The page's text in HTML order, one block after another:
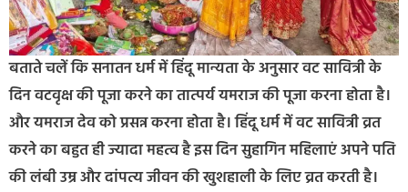
बताते चलें कि सनातन धर्म में हिंदू मान्यता के अनुसार वट सावित्री के
दिन वटवृक्ष की पूजा करने का तात्पर्य यमराज की पूजा करना होता है।
और यमराज देव को प्रसन्न करना होता है। हिंदू धर्म में वट सावित्री व्रत
करने का बहुत ही ज्यादा महत्व है इस दिन सुहागिन महिलाएं अपने पति
की लंबी उम्र और दांपत्य जीवन की खुशहाली के लिए व्रत करती है।